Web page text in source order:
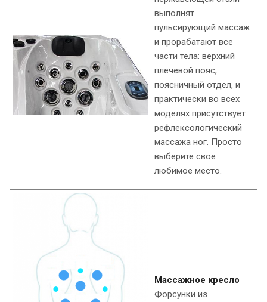
выполнят
пульсирующий массаж
и прорабатают все
части тела: верхний
плечевой пояс,
поясничный отдел, и
практически во всех
моделях присутствует
рефлексологический
массажа ног. Просто
выберите свое
любимое место.
Массажное кресло
Форсунки из